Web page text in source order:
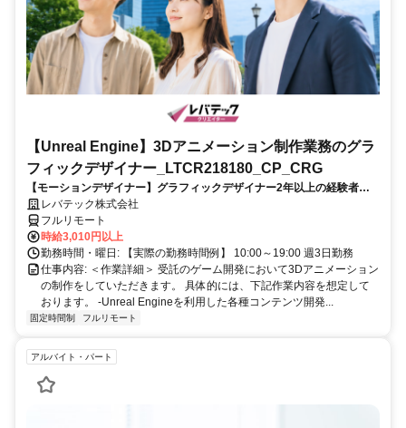
【Unreal Engine】3Dアニメーション制作業務のグラ
フィックデザイナー_LTCR218180_CP_CRG
【モーションデザイナー】グラフィックデザイナー2年以上の経験者を
歓迎！キャリアアップを目指したい方も大歓迎♪
レバテック株式会社
フルリモート
時給3,010円以上
勤務時間・曜日: 【実際の勤務時間例】 10:00～19:00 週3日勤務
仕事内容: ＜作業詳細＞ 受託のゲーム開発において3Dアニメーション
の制作をしていただきます。 具体的には、下記作業内容を想定して
おります。 -Unreal Engineを利用した各種コンテンツ開発...
固定時間制 フルリモート
アルバイト・パート